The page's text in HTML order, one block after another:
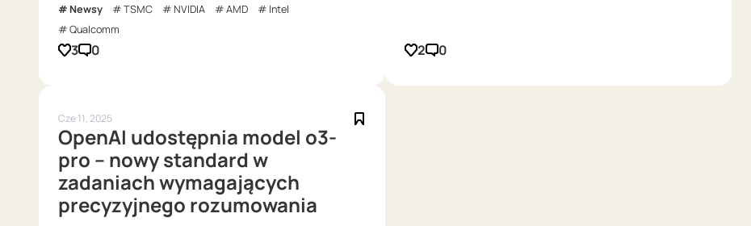
Newsy TSMC NVIDIA AMD
Intel
Qualcomm
3 0 2 0
Cze 11, 2025
OpenAI udostępnia model o3-
pro – nowy standard w
zadaniach wymagających
precyzyjnego rozumowania